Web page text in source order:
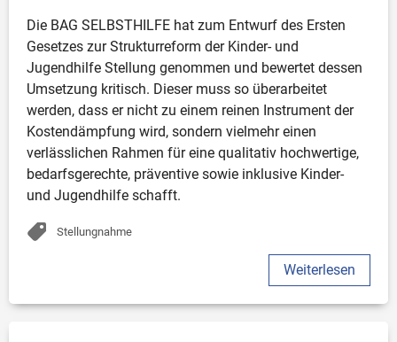
Die BAG SELBSTHILFE hat zum Entwurf des Ersten
Gesetzes zur Strukturreform der Kinder- und
Jugendhilfe Stellung genommen und bewertet dessen
Umsetzung kritisch. Dieser muss so überarbeitet
werden, dass er nicht zu einem reinen Instrument der
Kostendämpfung wird, sondern vielmehr einen
verlässlichen Rahmen für eine qualitativ hochwertige,
bedarfsgerechte, präventive sowie inklusive Kinder-
und Jugendhilfe schafft.
Stellungnahme
Weiterlesen